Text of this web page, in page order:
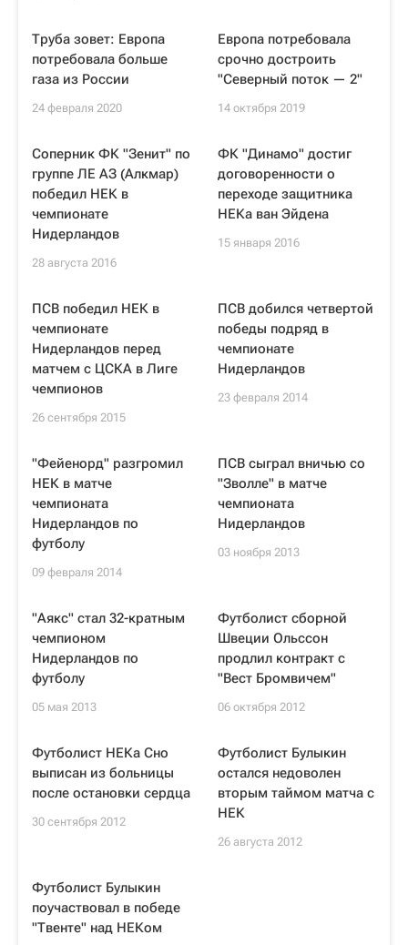
Труба зовет: Европа
потребовала больше
газа из России
24 февраля 2020
Европа потребовала
срочно достроить
"Северный поток — 2"
14 октября 2019
Соперник ФК "Зенит" по
группе ЛЕ АЗ (Алкмар)
победил НЕК в
чемпионате
Нидерландов
28 августа 2016
ФК "Динамо" достиг
договоренности о
переходе защитника
НЕКа ван Эйдена
15 января 2016
ПСВ победил НЕК в
чемпионате
Нидерландов перед
матчем с ЦСКА в Лиге
чемпионов
26 сентября 2015
ПСВ добился четвертой
победы подряд в
чемпионате
Нидерландов
23 февраля 2014
"Фейенорд" разгромил
НЕК в матче
чемпионата
Нидерландов по
футболу
09 февраля 2014
ПСВ сыграл вничью со
"Зволле" в матче
чемпионата
Нидерландов
03 ноября 2013
"Аякс" стал 32-кратным
чемпионом
Нидерландов по
футболу
05 мая 2013
Футболист сборной
Швеции Ольссон
продлил контракт с
"Вест Бромвичем"
06 октября 2012
Футболист НЕКа Сно
выписан из больницы
после остановки сердца
30 сентября 2012
Футболист Булыкин
остался недоволен
вторым таймом матча с
НЕК
26 августа 2012
Футболист Булыкин
поучаствовал в победе
"Твенте" над НЕКом